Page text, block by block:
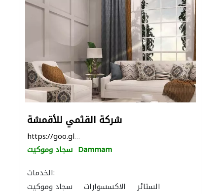
شركة القثمي للأقمشة
https://goo.gl/maps/xYogVvKVrx36Jd5v7
سجاد وموكيت Dammam
الخدمات:
سجاد وموكيت
الاكسسوارات الستائر